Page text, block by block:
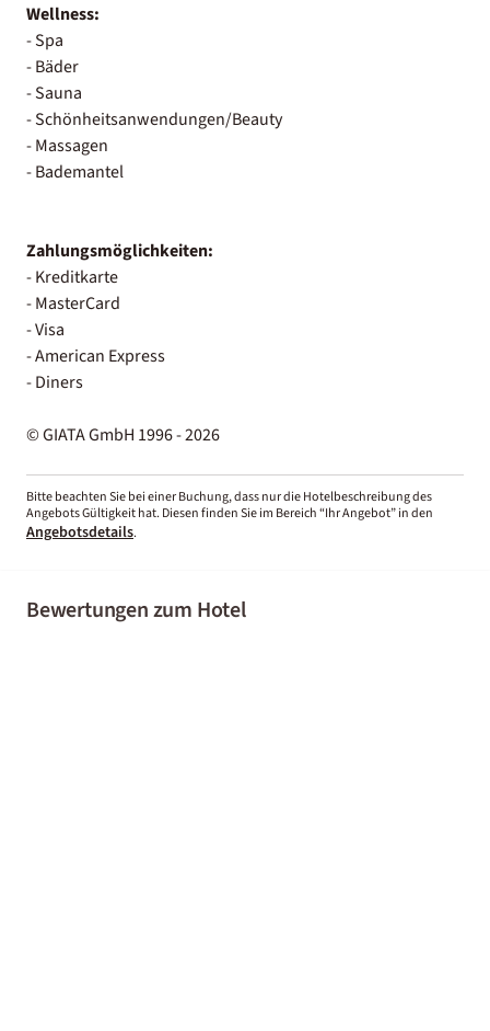
Wellness:
- Spa
- Bäder
- Sauna
- Schönheitsanwendungen/Beauty
- Massagen
- Bademantel
Zahlungsmöglichkeiten:
- Kreditkarte
- MasterCard
- Visa
- American Express
- Diners
© GIATA GmbH 1996 - 2026
Bitte beachten Sie bei einer Buchung, dass nur die Hotelbeschreibung des
Angebots Gültigkeit hat. Diesen finden Sie im Bereich “Ihr Angebot” in den
Angebotsdetails.
Bewertungen zum Hotel